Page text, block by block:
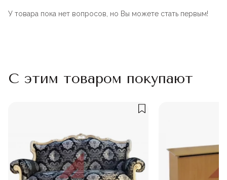
У товара пока нет вопросов, но Вы можете стать первым!
С этим товаром покупают